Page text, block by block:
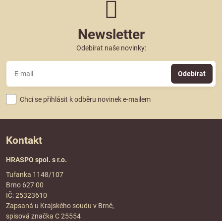
Newsletter
Odebírat naše novinky:
Odebírat
Chci se přihlásit k odběru novinek e-mailem
Kontakt
HRASPO spol. s r.o.
Tuřanka 1148/107
Brno 627 00
IČ: 25323610
Zapsaná u Krajského soudu v Brně,
spisová značka C 25554